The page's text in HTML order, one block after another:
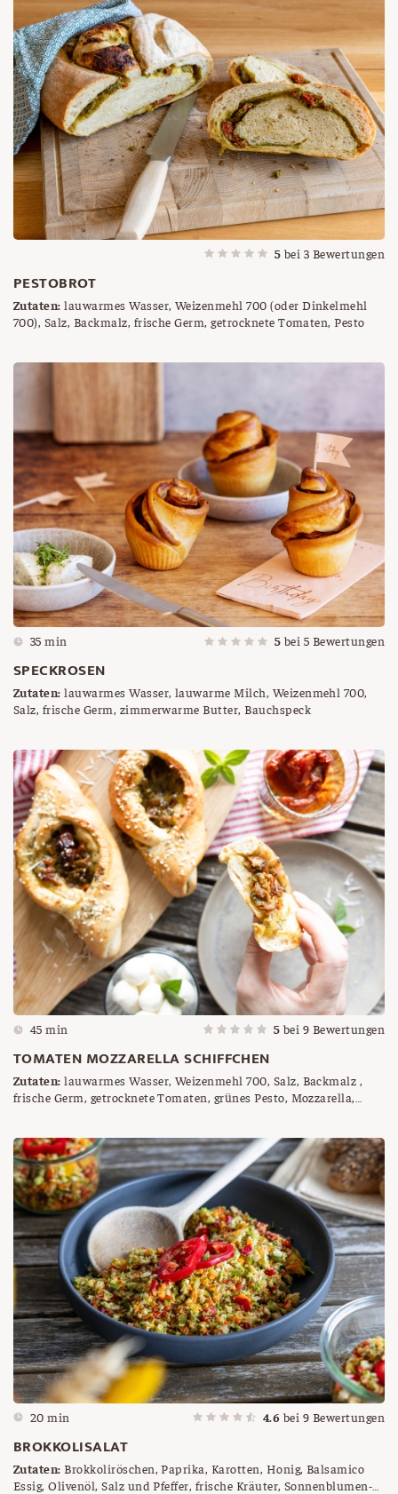
5 bei 3 Bewertungen
PESTOBROT
Zutaten: lauwarmes Wasser, Weizenmehl 700 (oder Dinkelmehl
700), Salz, Backmalz, frische Germ, getrocknete Tomaten, Pesto
35 min 5 bei 5 Bewertungen
SPECKROSEN
Zutaten: lauwarmes Wasser, lauwarme Milch, Weizenmehl 700,
Salz, frische Germ, zimmerwarme Butter, Bauchspeck
45 min 5 bei 9 Bewertungen
TOMATEN MOZZARELLA SCHIFFCHEN
Zutaten: lauwarmes Wasser, Weizenmehl 700, Salz, Backmalz ,
frische Germ, getrocknete Tomaten, grünes Pesto, Mozzarella,
20 min 4.6 bei 9 Bewertungen
BROKKOLISALAT
Zutaten: Brokkoliröschen, Paprika, Karotten, Honig, Balsamico
Essig, Olivenöl, Salz und Pfeffer, frische Kräuter, Sonnenblumen-